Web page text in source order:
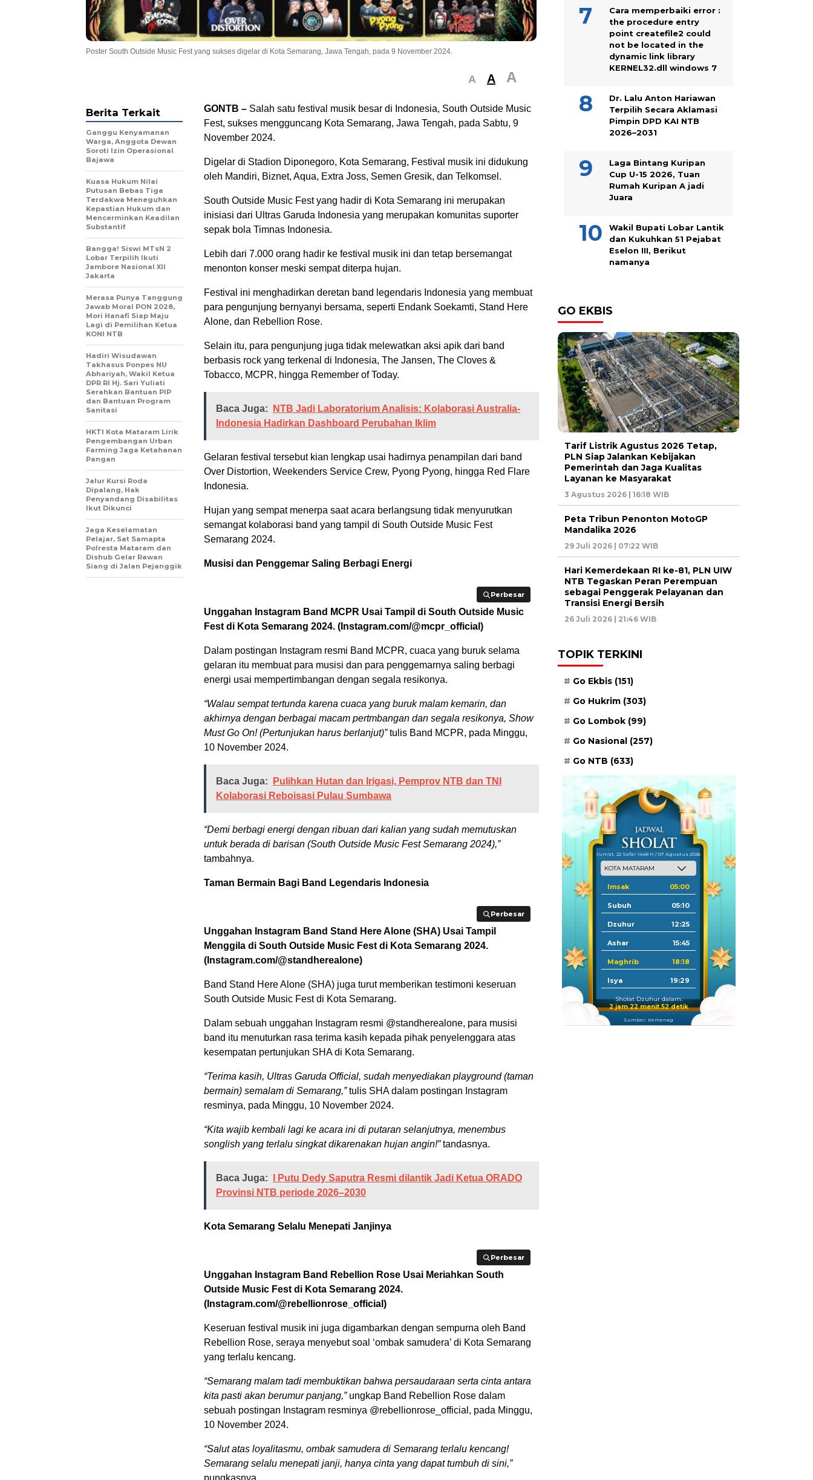
Poster South Outside Music Fest yang sukses digelar di Kota Semarang, Jawa Tengah, pada 9 November 2024.
A A A
GONTB – Salah satu festival musik besar di Indonesia, South Outside Music
Fest, sukses mengguncang Kota Semarang, Jawa Tengah, pada Sabtu, 9
November 2024.
Digelar di Stadion Diponegoro, Kota Semarang, Festival musik ini didukung
oleh Mandiri, Biznet, Aqua, Extra Joss, Semen Gresik, dan Telkomsel.
South Outside Music Fest yang hadir di Kota Semarang ini merupakan
inisiasi dari Ultras Garuda Indonesia yang merupakan komunitas suporter
sepak bola Timnas Indonesia.
Lebih dari 7.000 orang hadir ke festival musik ini dan tetap bersemangat
menonton konser meski sempat diterpa hujan.
Festival ini menghadirkan deretan band legendaris Indonesia yang membuat
para pengunjung bernyanyi bersama, seperti Endank Soekamti, Stand Here
Alone, dan Rebellion Rose.
Selain itu, para pengunjung juga tidak melewatkan aksi apik dari band
berbasis rock yang terkenal di Indonesia, The Jansen, The Cloves &
Tobacco, MCPR, hingga Remember of Today.
Baca Juga:
NTB Jadi Laboratorium Analisis: Kolaborasi Australia-
Indonesia Hadirkan Dashboard Perubahan Iklim
Gelaran festival tersebut kian lengkap usai hadirnya penampilan dari band
Over Distortion, Weekenders Service Crew, Pyong Pyong, hingga Red Flare
Indonesia.
Hujan yang sempat menerpa saat acara berlangsung tidak menyurutkan
semangat kolaborasi band yang tampil di South Outside Music Fest
Semarang 2024.
Musisi dan Penggemar Saling Berbagi Energi
Perbesar
Perbesar
Unggahan Instagram Band MCPR Usai Tampil di South Outside Music
Fest di Kota Semarang 2024. (Instagram.com/@mcpr_official)
Dalam postingan Instagram resmi Band MCPR, cuaca yang buruk selama
gelaran itu membuat para musisi dan para penggemarnya saling berbagi
energi usai mempertimbangan dengan segala resikonya.
“Walau sempat tertunda karena cuaca yang buruk malam kemarin, dan
akhirnya dengan berbagai macam pertmbangan dan segala resikonya, Show
Must Go On! (Pertunjukan harus berlanjut)”tulis Band MCPR, pada Minggu,
10 November 2024.
Baca Juga:
Pulihkan Hutan dan Irigasi, Pemprov NTB dan TNI
Kolaborasi Reboisasi Pulau Sumbawa
“Demi berbagi energi dengan ribuan dari kalian yang sudah memutuskan
untuk berada di barisan (South Outside Music Fest Semarang 2024),”
tambahnya.
Taman Bermain Bagi Band Legendaris Indonesia
Perbesar
Perbesar
Unggahan Instagram Band Stand Here Alone (SHA) Usai Tampil
Menggila di South Outside Music Fest di Kota Semarang 2024.
(Instagram.com/@standherealone)
Band Stand Here Alone (SHA) juga turut memberikan testimoni keseruan
South Outside Music Fest di Kota Semarang.
Dalam sebuah unggahan Instagram resmi @standherealone, para musisi
band itu menuturkan rasa terima kasih kepada pihak penyelenggara atas
kesempatan pertunjukan SHA di Kota Semarang.
“Terima kasih, Ultras Garuda Official, sudah menyediakan playground (taman
bermain) semalam di Semarang,”tulis SHA dalam postingan Instagram
resminya, pada Minggu, 10 November 2024.
“Kita wajib kembali lagi ke acara ini di putaran selanjutnya, menembus
songlish yang terlalu singkat dikarenakan hujan angin!”tandasnya.
Baca Juga:
I Putu Dedy Saputra Resmi dilantik Jadi Ketua ORADO
Provinsi NTB periode 2026–2030
Kota Semarang Selalu Menepati Janjinya
Perbesar
Perbesar
Unggahan Instagram Band Rebellion Rose Usai Meriahkan South
Outside Music Fest di Kota Semarang 2024.
(Instagram.com/@rebellionrose_official)
Keseruan festival musik ini juga digambarkan dengan sempurna oleh Band
Rebellion Rose, seraya menyebut soal ‘ombak samudera’ di Kota Semarang
yang terlalu kencang.
“Semarang malam tadi membuktikan bahwa persaudaraan serta cinta antara
kita pasti akan berumur panjang,”ungkap Band Rebellion Rose dalam
sebuah postingan Instagram resminya @rebellionrose_official, pada Minggu,
10 November 2024.
“Salut atas loyalitasmu, ombak samudera di Semarang terlalu kencang!
Semarang selalu menepati janji, hanya cinta yang dapat tumbuh di sini,”
Berita Terkait
Ganggu Kenyamanan
Warga, Anggota Dewan
Soroti Izin Operasional
Bajawa
Kuasa Hukum Nilai
Putusan Bebas Tiga
Terdakwa Meneguhkan
Kepastian Hukum dan
Mencerminkan Keadilan
Substantif
Bangga! Siswi MTsN 2
Lobar Terpilih Ikuti
Jambore Nasional XII
Jakarta
Merasa Punya Tanggung
Jawab Moral PON 2028,
Mori Hanafi Siap Maju
Lagi di Pemilihan Ketua
KONI NTB
Hadiri Wisudawan
Takhasus Ponpes NU
Abhariyah, Wakil Ketua
DPR RI Hj. Sari Yuliati
Serahkan Bantuan PIP
dan Bantuan Program
Sanitasi
HKTI Kota Mataram Lirik
Pengembangan Urban
Farming Jaga Ketahanan
Pangan
Jalur Kursi Roda
Dipalang, Hak
Penyandang Disabilitas
Ikut Dikunci
Jaga Keselamatan
Pelajar, Sat Samapta
Polresta Mataram dan
Dishub Gelar Rawan
Siang di Jalan Pejanggik
Cara memperbaiki error :
the procedure entry
point createfile2 could
not be located in the
dynamic link library
KERNEL32.dll windows 7
Dr. Lalu Anton Hariawan
Terpilih Secara Aklamasi
Pimpin DPD KAI NTB
2026–2031
Laga Bintang Kuripan
Cup U-15 2026, Tuan
Rumah Kuripan A jadi
Juara
Wakil Bupati Lobar Lantik
dan Kukuhkan 51 Pejabat
Eselon III, Berikut
namanya
GO EKBIS
Tarif Listrik Agustus 2026 Tetap,
PLN Siap Jalankan Kebijakan
Pemerintah dan Jaga Kualitas
Layanan ke Masyarakat
3 Agustus 2026 | 16:18 WIB
Peta Tribun Penonton MotoGP
Mandalika 2026
29 Juli 2026 | 07:22 WIB
Hari Kemerdekaan RI ke-81, PLN UIW
NTB Tegaskan Peran Perempuan
sebagai Penggerak Pelayanan dan
Transisi Energi Bersih
26 Juli 2026 | 21:46 WIB
TOPIK TERKINI
Go Ekbis (151)
Go Hukrim (303)
Go Lombok (99)
Go Nasional (257)
Go NTB (633)
Jum'at, 22 Safar 1448 H / 07 Agustus 2026
Imsak 05:00
Subuh 05:10
Dzuhur 12:25
Ashar 15:45
Maghrib 18:18
Isya 19:29
Sholat Dzuhur dalam:
2 jam 22 menit 50 detik
Sumber: Kemenag